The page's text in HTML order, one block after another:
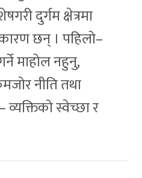
दुर्गम क्षेत्रमा
छन् । पहिलो–
माहोल नहुनु,
नीति तथा
व्यक्तिको स्वेच्छा र